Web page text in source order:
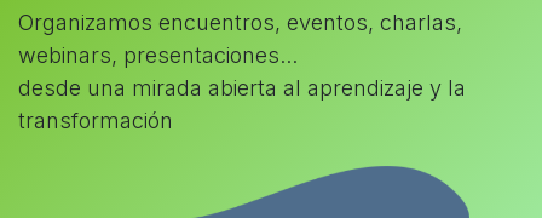
Organizamos encuentros, eventos, charlas,
webinars, presentaciones...
desde una mirada abierta al aprendizaje y la
transformación